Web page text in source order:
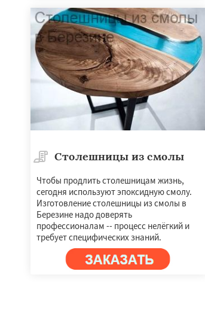
Столешницы из смолы
Чтобы продлить столешницам жизнь,
сегодня используют эпоксидную смолу.
Изготовление столешницы из смолы в
Березине надо доверять
профессионалам -- процесс нелёгкий и
требует специфических знаний.